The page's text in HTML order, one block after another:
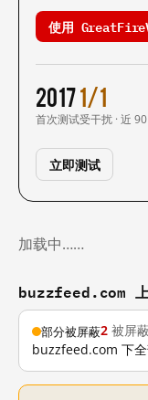
使用
2017
首次测试
1/1
受干扰 · 近
立即测试
加载中……
buzzfeed.com 上
部分被屏蔽2 被屏
buzzfeed.com 下